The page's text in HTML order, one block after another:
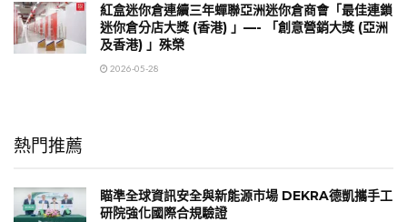
紅盒迷你倉連續三年蟬聯亞洲迷你倉商會「最佳連鎖
迷你倉分店大獎 (香港) 」—- 「創意營銷大獎 (亞洲
及香港) 」殊榮
2026-05-28
熱門推薦
瞄準全球資訊安全與新能源市場 DEKRA德凱攜手工
研院強化國際合規驗證